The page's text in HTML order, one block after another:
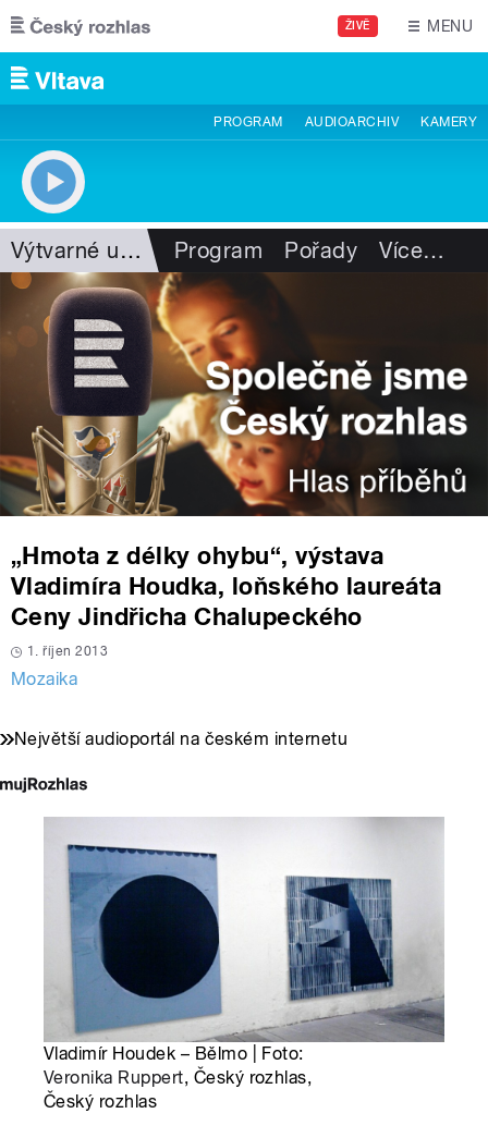
Přejít k hlavnímu obsahu
ŽIVĚ MENU
PROGRAM AUDIOARCHIV KAMERY
Výtvarné umění Program Pořady Více…
„Hmota z délky ohybu“, výstava
Vladimíra Houdka, loňského laureáta
Ceny Jindřicha Chalupeckého
1. říjen 2013
Mozaika
Největší audioportál na českém internetu
Vladimír Houdek – Bělmo | Foto:
Veronika Ruppert, Český rozhlas,
Český rozhlas